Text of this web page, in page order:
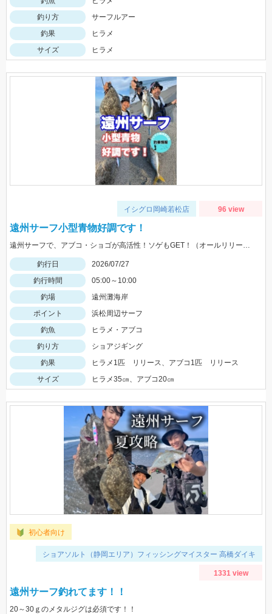
釣り方
サーフルアー
釣果
ヒラメ
サイズ
ヒラメ
イシグロ岡崎若松店 96 view
遠州サーフ小型青物好調です！
遠州サーフで、アブコ・ショゴが高活性！ソゲもGET！（オールリリースさせて頂きました）ヒットルアーは、ジーク Ｆサーディン20ｇ 20ｇのサイズ感が良かったです！
釣行日
2026/07/27
釣行時間
05:00～10:00
釣場
遠州灘海岸
ポイント
浜松周辺サーフ
釣魚
ヒラメ・アブコ
釣り方
ショアジギング
釣果
ヒラメ1匹 リリース、アブコ1匹 リリース
サイズ
ヒラメ35㎝、アブコ20㎝
初心者向け
ショアソルト（静岡エリア）フィッシングマイスター 高橋ダイキ
1331 view
遠州サーフ釣れてます！！
20～30ｇのメタルジグは必須です！！